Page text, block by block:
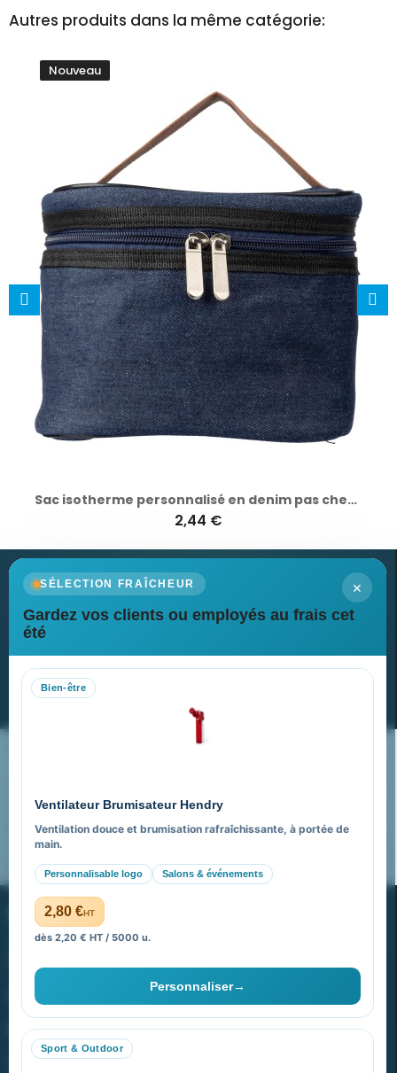
Autres produits dans la même catégorie:
Nouveau
Sac isotherme personnalisé en denim pas cher - Franz
2,44 €
×
SÉLECTION FRAÎCHEUR
Gardez vos clients ou employés au frais cet
été
Bien-être
Ventilateur Brumisateur Hendry
Ventilation douce et brumisation rafraîchissante, à portée de
main.
Personnalisable logo Salons & événements
2,80 €HT
dès 2,20 € HT / 5000 u.
Personnaliser→
Sport & Outdoor
Newsletter
Recevez nos dernières nouvelles et nos offres spéciales
Nos expertises & accompagnement global
FAQ sur Promenoch Goodies Pub France
Pourquoi ça a marché à 100% pour moi ?
PROMENOCH GOODIES
40 rue Madeleine Michelis
92 200 Neuilly